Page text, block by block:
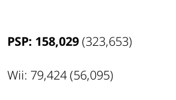
PSP: 158,029(323,653)
Wii: 79,424 (56,095)